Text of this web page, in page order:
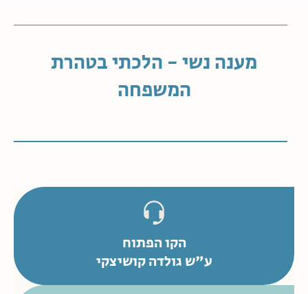
מענה נשי - הלכתי בטהרת
המשפחה
הקו הפתוח
ע"ש גולדה קושיצקי